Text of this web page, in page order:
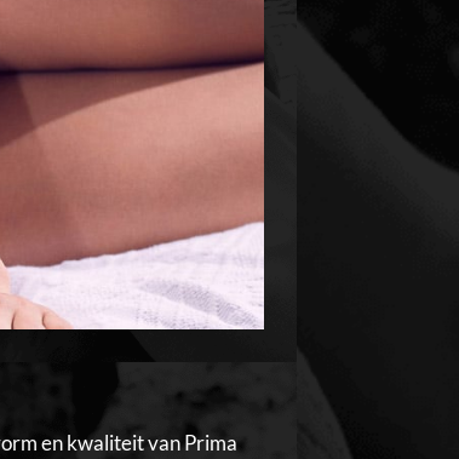
en kwaliteit van Prima